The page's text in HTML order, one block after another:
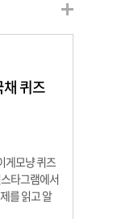
퀴즈
게모냥 퀴즈
타그램에서
를 읽고 알